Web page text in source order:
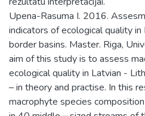
Upena-Rasuma I. 2016.
indicators of ecological quality
border basins. Master. Riga,
aim of this study is to assess
ecological quality in Latvian -
– in theory and practise. In this
macrophyte species